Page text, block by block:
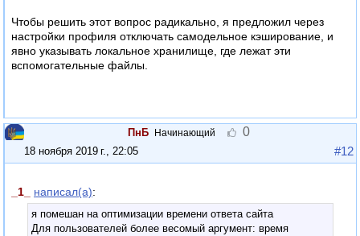
Чтобы решить этот вопрос радикально, я предложил через
настройки профиля отключать самодельное кэширование, и
явно указывать локальное хранилище, где лежат эти
вспомогательные файлы.
ПнБ Начинающий 0
18 ноября 2019 г., 22:05 #12
_1_ написал(а):
я помешан на оптимизации времени ответа сайта
Для пользователей более весомый аргумент: время